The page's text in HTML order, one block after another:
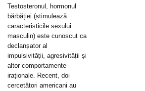
Testosteronul, hormonul
bărbăției (stimulează
caracteristicile sexului
masculin) este cunoscut ca
declanșator al
impulsivității, agresivității și
altor comportamente
iraționale. Recent, doi
cercetători americani au